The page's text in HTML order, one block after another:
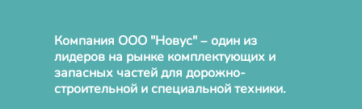
Компания ООО "Новус" – один из
лидеров на рынке комплектующих и
запасных частей для дорожно-
строительной и специальной техники.